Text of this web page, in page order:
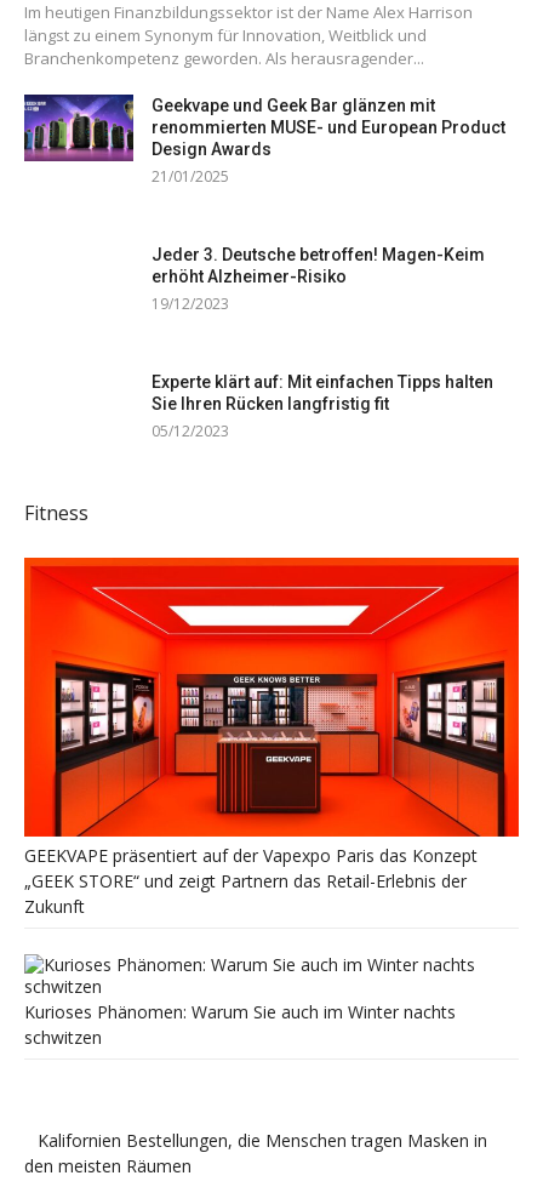
Im heutigen Finanzbildungssektor ist der Name Alex Harrison
längst zu einem Synonym für Innovation, Weitblick und
Branchenkompetenz geworden. Als herausragender...
Geekvape und Geek Bar glänzen mit
renommierten MUSE- und European Product
Design Awards
21/01/2025
Jeder 3. Deutsche betroffen! Magen-Keim
erhöht Alzheimer-Risiko
19/12/2023
Experte klärt auf: Mit einfachen Tipps halten
Sie Ihren Rücken langfristig fit
05/12/2023
Fitness
GEEKVAPE präsentiert auf der Vapexpo Paris das Konzept
„GEEK STORE“ und zeigt Partnern das Retail-Erlebnis der
Zukunft
Kurioses Phänomen: Warum Sie auch im Winter nachts
schwitzen
Kalifornien Bestellungen, die Menschen tragen Masken in
den meisten Räumen